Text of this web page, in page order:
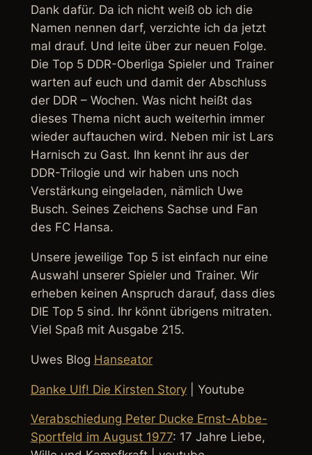
Dank dafür. Da ich nicht weiß ob ich die
Namen nennen darf, verzichte ich da jetzt
mal drauf. Und leite über zur neuen Folge.
Die Top 5 DDR-Oberliga Spieler und Trainer
warten auf euch und damit der Abschluss
der DDR – Wochen. Was nicht heißt das
dieses Thema nicht auch weiterhin immer
wieder auftauchen wird. Neben mir ist Lars
Harnisch zu Gast. Ihn kennt ihr aus der
DDR-Trilogie und wir haben uns noch
Verstärkung eingeladen, nämlich Uwe
Busch. Seines Zeichens Sachse und Fan
des FC Hansa.
Unsere jeweilige Top 5 ist einfach nur eine
Auswahl unserer Spieler und Trainer. Wir
erheben keinen Anspruch darauf, dass dies
DIE Top 5 sind. Ihr könnt übrigens mitraten.
Viel Spaß mit Ausgabe 215.
Uwes Blog Hanseator
Danke Ulf! Die Kirsten Story| Youtube
Verabschiedung Peter Ducke Ernst-Abbe-
Sportfeld im August 1977: 17 Jahre Liebe,